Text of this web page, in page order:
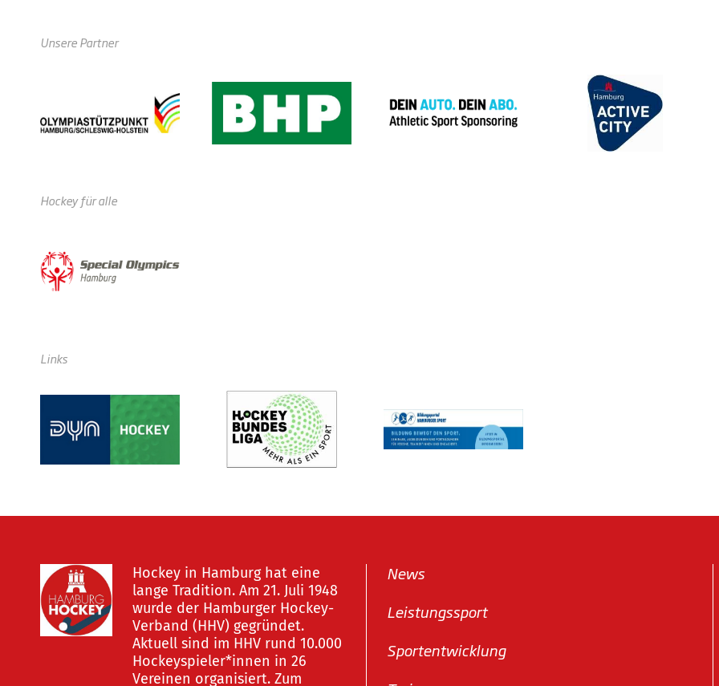
Unsere Partner
Hockey für alle
Links
Hockey in Hamburg hat eine
lange Tradition. Am 21. Juli 1948
wurde der Hamburger Hockey-
Verband (HHV) gegründet.
Aktuell sind im HHV rund 10.000
Hockeyspieler*innen in 26
Vereinen organisiert. Zum
News
Leistungssport
Sportentwicklung